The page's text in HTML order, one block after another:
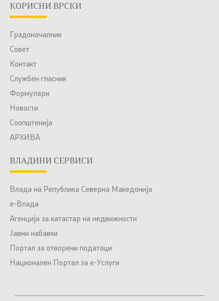
КОРИСНИ ВРСКИ
Градоначалник
Совет
Контакт
Службен гласник
Формулари
Новости
Соопштенија
АРХИВА
ВЛАДИНИ СЕРВИСИ
Влада на Република Северна Македонија
е-Влада
Агенција за катастар на недвижности
Јавни набавки
Портал за отворени податоци
Национален Портал за е-Услуги